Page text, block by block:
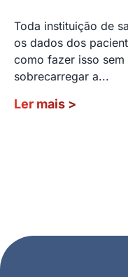
Toda instituição de
os dados dos
como fazer isso sem
sobrecarregar a...
Ler mais >